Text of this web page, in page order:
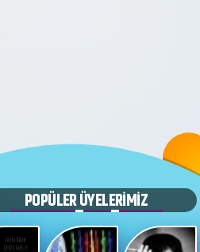
POPÜLER ÜYELERİMİZ